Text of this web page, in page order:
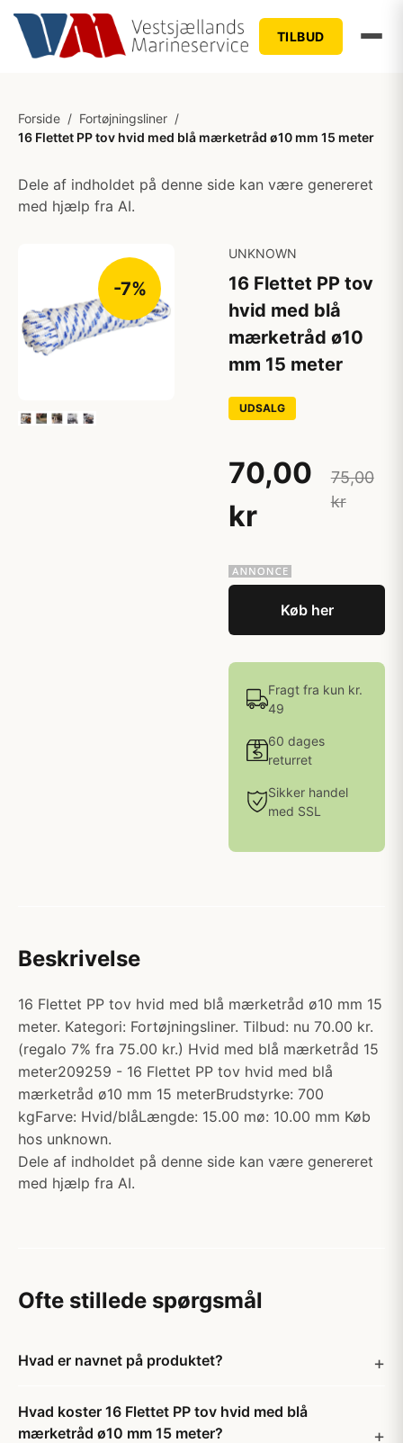
TILBUD
Forside / Fortøjningsliner /
16 Flettet PP tov hvid med blå mærketråd ø10 mm 15 meter
Dele af indholdet på denne side kan være genereret
med hjælp fra AI.
-7%
UNKNOWN
16 Flettet PP tov
hvid med blå
mærketråd ø10
mm 15 meter
UDSALG
70,00
kr
75,00
kr
Køb her
Fragt fra kun kr.
49
60 dages
returret
Sikker handel
med SSL
Beskrivelse
16 Flettet PP tov hvid med blå mærketråd ø10 mm 15
meter. Kategori: Fortøjningsliner. Tilbud: nu 70.00 kr.
(regalo 7% fra 75.00 kr.) Hvid med blå mærketråd 15
meter209259 - 16 Flettet PP tov hvid med blå
mærketråd ø10 mm 15 meterBrudstyrke: 700
kgFarve: Hvid/blåLængde: 15.00 mø: 10.00 mm Køb
hos unknown.
Dele af indholdet på denne side kan være genereret
med hjælp fra AI.
Ofte stillede spørgsmål
Hvad er navnet på produktet?
Hvad koster 16 Flettet PP tov hvid med blå
mærketråd ø10 mm 15 meter?